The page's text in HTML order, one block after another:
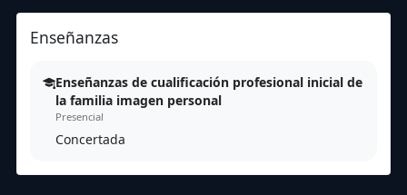
Enseñanzas
Enseñanzas de cualificación profesional inicial de
la familia imagen personal
Presencial
Concertada